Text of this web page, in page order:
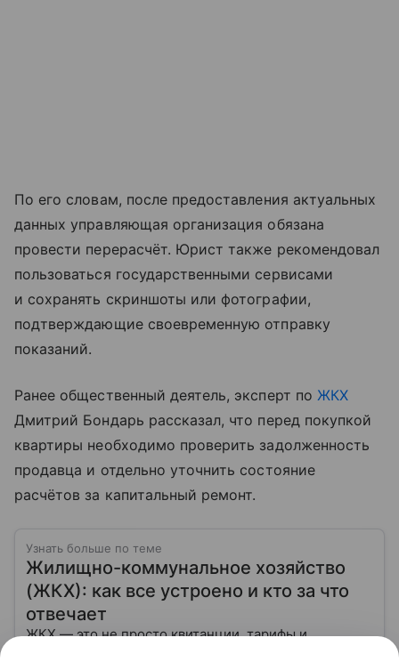
По его словам, после предоставления актуальных
данных управляющая организация обязана
провести перерасчёт. Юрист также рекомендовал
пользоваться государственными сервисами
и сохранять скриншоты или фотографии,
подтверждающие своевременную отправку
показаний.
Ранее общественный деятель, эксперт по ЖКХ
Дмитрий Бондарь рассказал, что перед покупкой
квартиры необходимо проверить задолженность
продавца и отдельно уточнить состояние
расчётов за капитальный ремонт.
Узнать больше по теме
Жилищно-коммунальное хозяйство
(ЖКХ): как все устроено и кто за что
отвечает
ЖКХ — это не просто квитанции, тарифы и